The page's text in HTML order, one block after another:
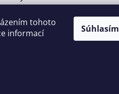
tohoto
informací
Súhlasím